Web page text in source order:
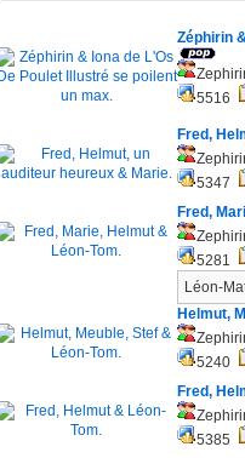
Zéphirin
5516
Fred,
5347
Fred,
5281
Léon-
Helmut,
5240
Fred,
5385